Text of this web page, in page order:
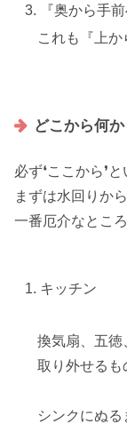
『奥から手前
これも『上か
どこから何
必ず❛ここから❜
まずは水回りか
一番厄介なとこ
キッチン
換気扇、五徳
取り外せるも
シンクにぬ